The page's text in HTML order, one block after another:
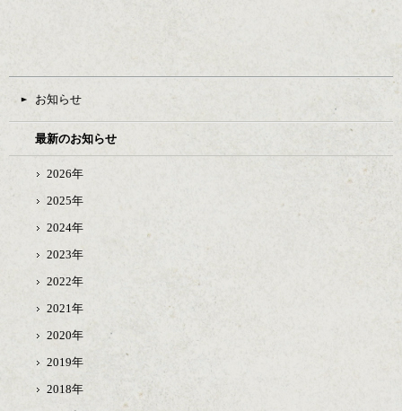
お知らせ
最新のお知らせ
2026年
2025年
2024年
2023年
2022年
2021年
2020年
2019年
2018年